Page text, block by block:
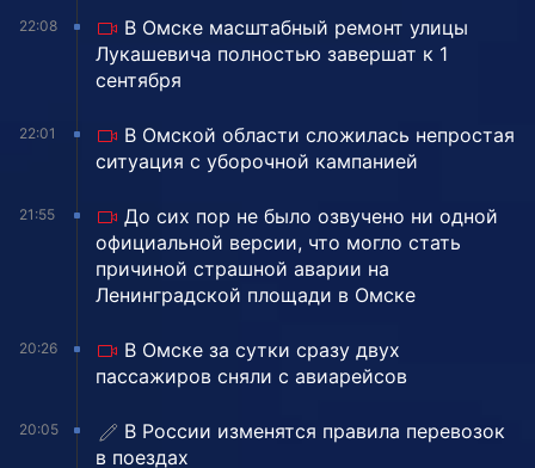
22:08
В Омске масштабный ремонт улицы
Лукашевича полностью завершат к 1
сентября
22:01
В Омской области сложилась непростая
ситуация с уборочной кампанией
21:55
До сих пор не было озвучено ни одной
официальной версии, что могло стать
причиной страшной аварии на
Ленинградской площади в Омске
20:26
В Омске за сутки сразу двух
пассажиров сняли с авиарейсов
20:05
В России изменятся правила перевозок
в поездах